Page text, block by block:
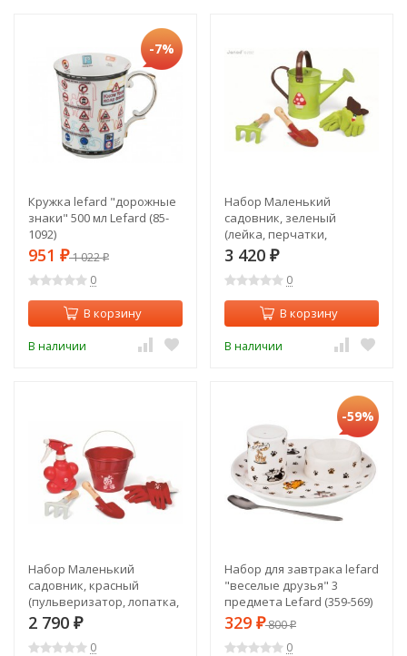
-7%
Кружка lefard "дорожные
знаки" 500 мл Lefard (85-
1092)
951 ₽1 022₽
0
В корзину
В наличии
Набор Маленький
садовник, зеленый
(лейка, перчатки,
лопатка, грабельки)
(J03228b)
3 420 ₽
0
В корзину
В наличии
Набор Маленький
садовник, красный
(пульверизатор, лопатка,
грабельки, перчатки,
ведро) (J03236b)
2 790 ₽
0
-59%
Набор для завтрака lefard
"веселые друзья" 3
предмета Lefard (359-569)
329 ₽800₽
0